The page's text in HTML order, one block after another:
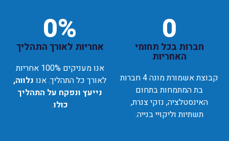
0
חברות בכל תחומי
האחריות
קבוצת אשמורת מונה 4 חברות
בת המתמחות בתחום
האינסטלציה, נזקי צנרת,
תשתיות וליקויי בנייה.
%
0
אחריות לאורך התהליך
אנו מעניקים 100% אחריות
לאורך כל התהליך. אנו נלווה,
נייעץ ונפקח על התהליך
כולו.